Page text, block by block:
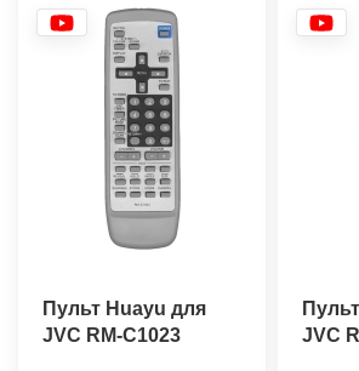
Пульт Huayu для
JVC RM-C1023
JVC